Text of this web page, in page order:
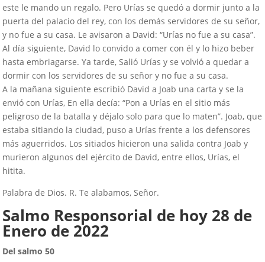
este le mando un regalo. Pero Urías se quedó a dormir junto a la
puerta del palacio del rey, con los demás servidores de su señor,
y no fue a su casa. Le avisaron a David: “Urías no fue a su casa”.
Al día siguiente, David lo convido a comer con él y lo hizo beber
hasta embriagarse. Ya tarde, Salió Urías y se volvió a quedar a
dormir con los servidores de su señor y no fue a su casa.
A la mañana siguiente escribió David a Joab una carta y se la
envió con Urías, En ella decía: “Pon a Urías en el sitio más
peligroso de la batalla y déjalo solo para que lo maten”. Joab, que
estaba sitiando la ciudad, puso a Urías frente a los defensores
más aguerridos. Los sitiados hicieron una salida contra Joab y
murieron algunos del ejército de David, entre ellos, Urías, el
hitita.
Palabra de Dios. R. Te alabamos, Señor.
Salmo Responsorial de hoy 28 de
Enero de 2022
Del salmo 50